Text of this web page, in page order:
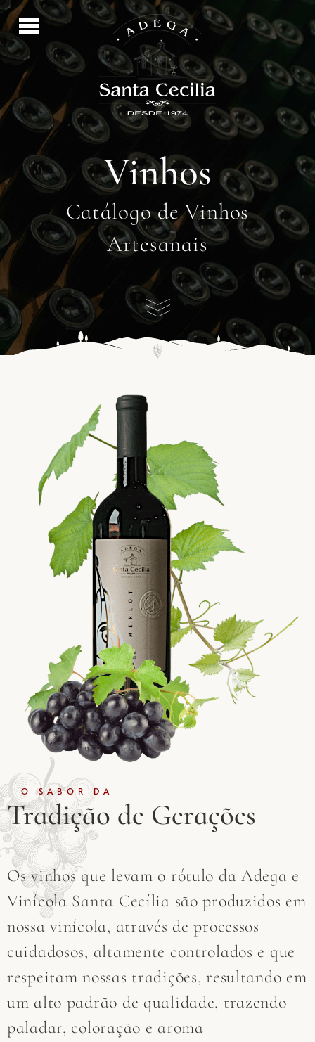
Vinhos
Catálogo de Vinhos
Artesanais
O SABOR DA
Tradição de Gerações
Os vinhos que levam o rótulo da Adega e
Vinícola Santa Cecília são produzidos em
nossa vinícola, através de processos
cuidadosos, altamente controlados e que
respeitam nossas tradições, resultando em
um alto padrão de qualidade, trazendo
paladar, coloração e aroma